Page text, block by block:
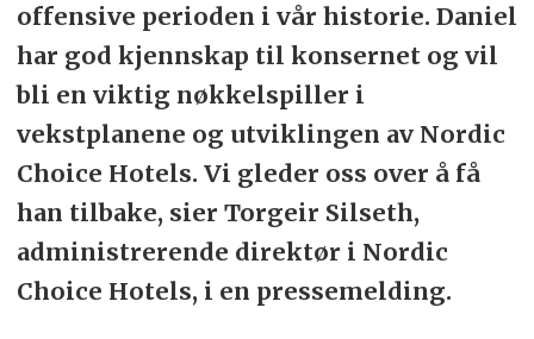
offensive perioden i vår historie. Daniel
har god kjennskap til konsernet og vil
bli en viktig nøkkelspiller i
vekstplanene og utviklingen av Nordic
Choice Hotels. Vi gleder oss over å få
han tilbake, sier Torgeir Silseth,
administrerende direktør i Nordic
Choice Hotels, i en pressemelding.